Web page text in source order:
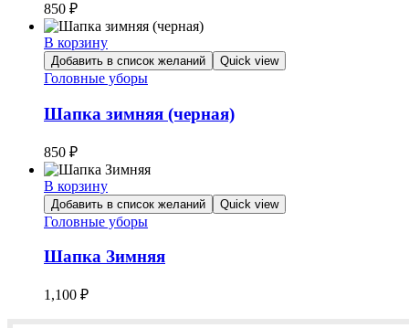
можно
выбрать
на
странице
товара.
850 ₽
В корзину
Добавить в список желаний Quick view
Головные уборы
Шапка зимняя (черная)
850 ₽
В корзину
Добавить в список желаний Quick view
Головные уборы
Шапка Зимняя
1,100 ₽